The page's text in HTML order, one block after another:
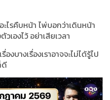
ไรคืบหน้า ไพ่บอกว่าเดินหน้า
เองไว้ อย่าเสียเวลา
งบางเรื่องเราอาจจะไม่ได้รู้ไป
ดี